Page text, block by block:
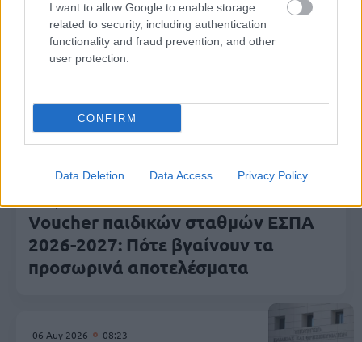
I want to allow Google to enable storage
related to security, including authentication
functionality and fraud prevention, and other
user protection.
CONFIRM
Data Deletion Data Access Privacy Policy
06 Αυγ 2026 12:54
Voucher παιδικών σταθμών ΕΣΠΑ
2026-2027: Πότε βγαίνουν τα
προσωρινά αποτελέσματα
06 Αυγ 2026 08:23